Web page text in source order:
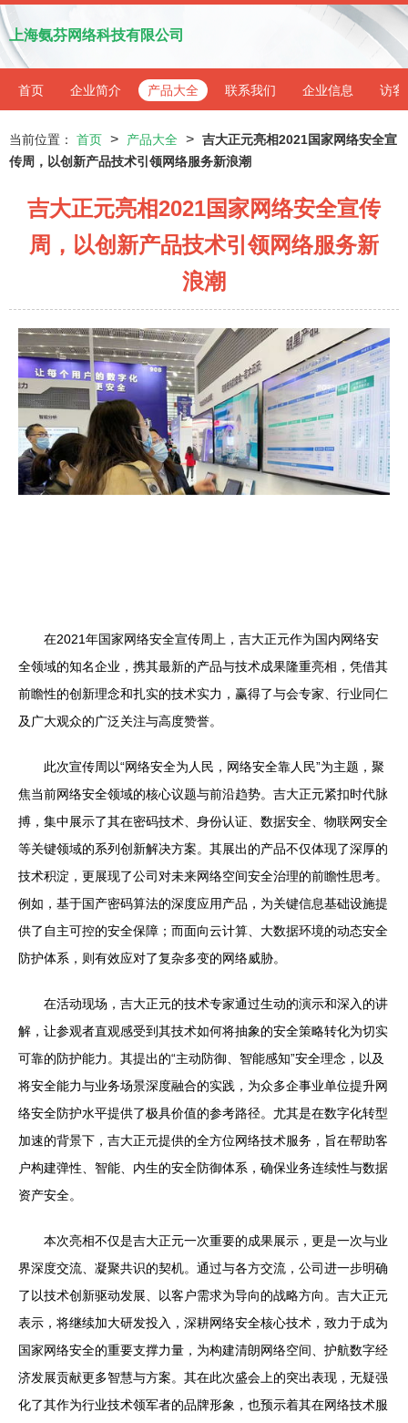
上海氨芬网络科技有限公司
首页 企业简介 产品大全 联系我们 企业信息 访客
当前位置： 首页 > 产品大全 > 吉大正元亮相2021国家网络安全宣
传周，以创新产品技术引领网络服务新浪潮
吉大正元亮相2021国家网络安全宣传
周，以创新产品技术引领网络服务新
浪潮
在2021年国家网络安全宣传周上，吉大正元作为国内网络安
全领域的知名企业，携其最新的产品与技术成果隆重亮相，凭借其
前瞻性的创新理念和扎实的技术实力，赢得了与会专家、行业同仁
及广大观众的广泛关注与高度赞誉。
此次宣传周以“网络安全为人民，网络安全靠人民”为主题，聚
焦当前网络安全领域的核心议题与前沿趋势。吉大正元紧扣时代脉
搏，集中展示了其在密码技术、身份认证、数据安全、物联网安全
等关键领域的系列创新解决方案。其展出的产品不仅体现了深厚的
技术积淀，更展现了公司对未来网络空间安全治理的前瞻性思考。
例如，基于国产密码算法的深度应用产品，为关键信息基础设施提
供了自主可控的安全保障；而面向云计算、大数据环境的动态安全
防护体系，则有效应对了复杂多变的网络威胁。
在活动现场，吉大正元的技术专家通过生动的演示和深入的讲
解，让参观者直观感受到其技术如何将抽象的安全策略转化为切实
可靠的防护能力。其提出的“主动防御、智能感知”安全理念，以及
将安全能力与业务场景深度融合的实践，为众多企事业单位提升网
络安全防护水平提供了极具价值的参考路径。尤其是在数字化转型
加速的背景下，吉大正元提供的全方位网络技术服务，旨在帮助客
户构建弹性、智能、内生的安全防御体系，确保业务连续性与数据
资产安全。
本次亮相不仅是吉大正元一次重要的成果展示，更是一次与业
界深度交流、凝聚共识的契机。通过与各方交流，公司进一步明确
了以技术创新驱动发展、以客户需求为导向的战略方向。吉大正元
表示，将继续加大研发投入，深耕网络安全核心技术，致力于成为
国家网络安全的重要支撑力量，为构建清朗网络空间、护航数字经
济发展贡献更多智慧与方案。其在此次盛会上的突出表现，无疑强
化了其作为行业技术领军者的品牌形象，也预示着其在网络技术服